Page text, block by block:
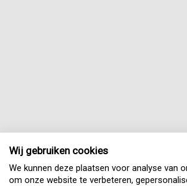
Wij gebruiken cookies
We kunnen deze plaatsen voor analyse van
om onze website te verbeteren,